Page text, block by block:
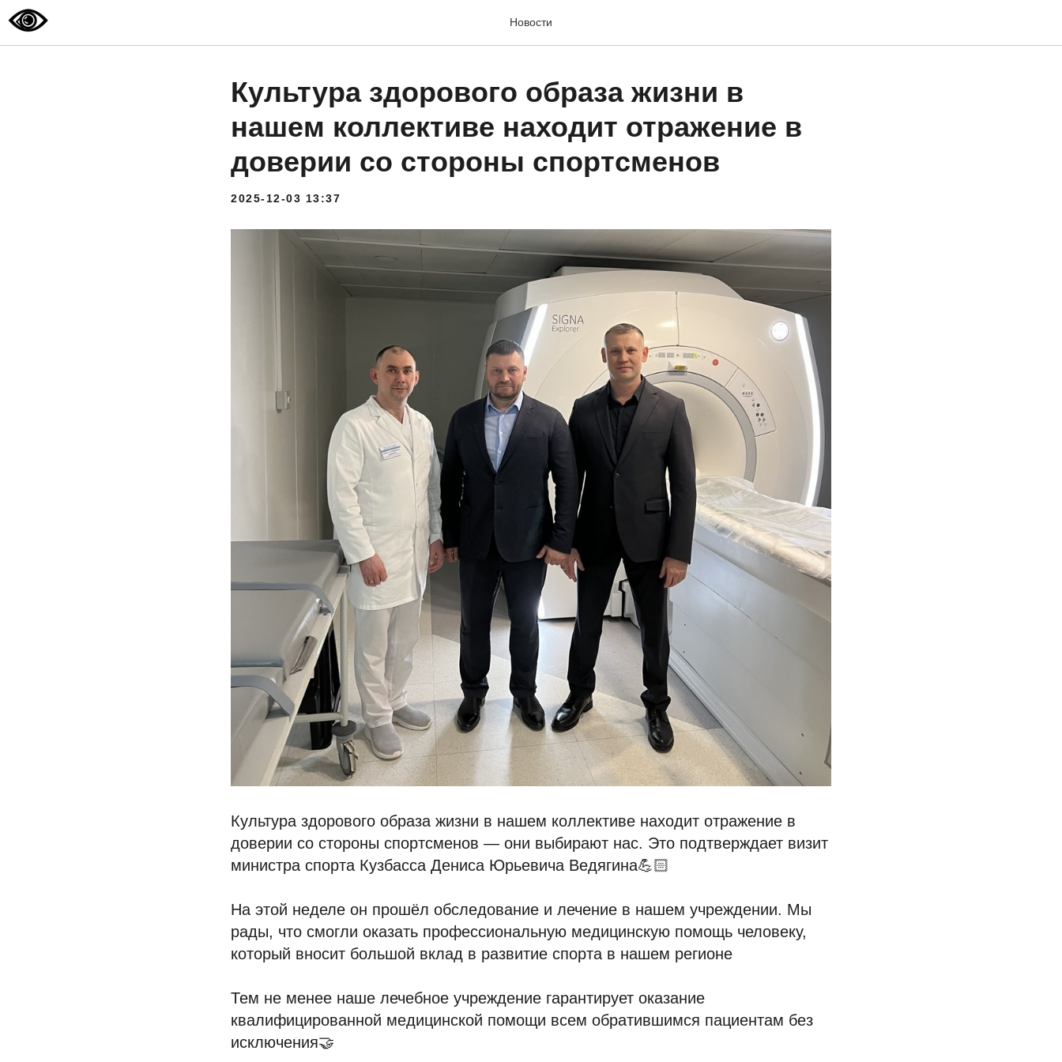
Новости
Культура здорового образа жизни в
нашем коллективе находит отражение в
доверии со стороны спортсменов
2025-12-03 13:37
Культура здорового образа жизни в нашем коллективе находит отражение в
доверии со стороны спортсменов — они выбирают нас. Это подтверждает визит
министра спорта Кузбасса Дениса Юрьевича Ведягина💪🏻
На этой неделе он прошёл обследование и лечение в нашем учреждении. Мы
рады, что смогли оказать профессиональную медицинскую помощь человеку,
который вносит большой вклад в развитие спорта в нашем регионе
Тем не менее наше лечебное учреждение гарантирует оказание
квалифицированной медицинской помощи всем обратившимся пациентам без
исключения🤝